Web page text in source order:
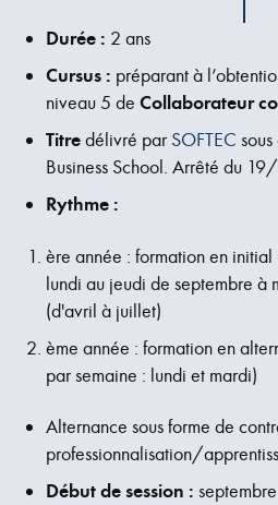
Durée : 2 ans
Cursus : préparant à
niveau 5 de Collaborateur
Titredélivré parSOFTEC
Business School. Arrêté du
Rythme :
ère année : formation en initial
lundi au jeudi de septembre à
(d'avril à juillet)
ème année : formation en
par semaine : lundi et mardi)
Alternance sous forme de
professionnalisation/
Début de session : septembre